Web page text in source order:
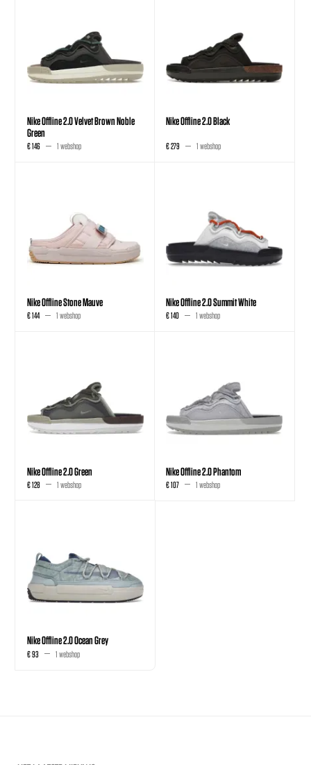
Nike Offline 2.0 Velvet Brown Noble
Green
€ 146 1 webshop
Nike Offline 2.0 Black
€ 279 1 webshop
Nike Offline Stone Mauve
€ 144 1 webshop
Nike Offline 2.0 Summit White
€ 140 1 webshop
Nike Offline 2.0 Green
€ 128 1 webshop
Nike Offline 2.0 Phantom
€ 107 1 webshop
Nike Offline 2.0 Ocean Grey
€ 93 1 webshop